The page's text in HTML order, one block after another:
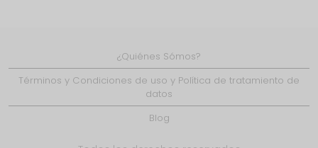
LiFi: ¿el reemplazo del WiFi?
¿Quiénes Sómos?
Términos y Condiciones de uso y Política de tratamiento de
datos
Blog